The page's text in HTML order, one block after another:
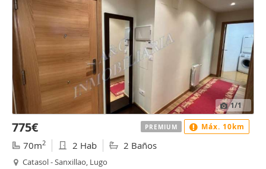
1/1
775€
70m2 2 Hab 2 Baños
Catasol - Sanxillao, Lugo
PREMIUM Máx. 10km